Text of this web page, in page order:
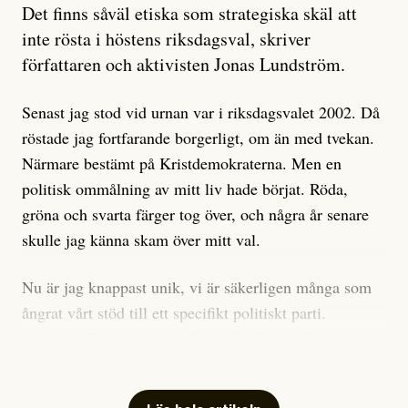
Artikeln undersöker inte, som ETC påstår, ”vad som
är sant, vad som är rykten”, utan den bidrar bara till
ännu mer ryktesspridning. Det finns inte ett enda bevis
misstänkta personen är en infiltratör. Det som läsaren
får veta är att personen har ändrat sina politiska åsikter
under åren, att den har raderat tidigare innehåll på sina
sociala medier, att artikelns författare inte förstår sig
på personens ekonomi och att det tydligen finns
anonyma röster inom rörelsen som säger saker som
anses vara anledningar att titta närmare på personen,
men ingenting av detta är tillräckligt för att hänga ut
inom palestinarörelsen.
Det finns såväl etiska som strategiska skäl att
inte rösta i höstens riksdagsval, skriver
författaren och aktivisten Jonas Lundström.
Senast jag stod vid urnan var i riksdagsvalet 2002. Då
röstade jag fortfarande borgerligt, om än med tvekan.
Närmare bestämt på Kristdemokraterna. Men en
politisk ommålning av mitt liv hade börjat. Röda,
gröna och svarta färger tog över, och några år senare
skulle jag känna skam över mitt val.
Nu är jag knappast unik, vi är säkerligen många som
ångrat vårt stöd till ett specifikt politiskt parti.